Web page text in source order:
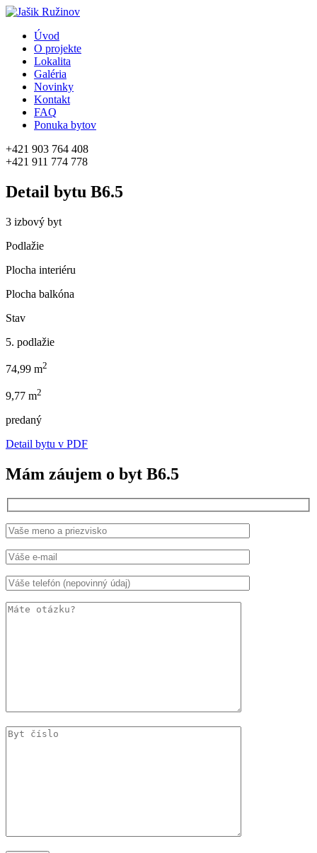
Úvod
O projekte
Lokalita
Galéria
Novinky
Kontakt
FAQ
Ponuka bytov
+421 903 764 408
+421 911 774 778
Detail bytu B6.5
3 izbový byt
Podlažie
Plocha interiéru
Plocha balkóna
Stav
5. podlažie
74,99 m2
9,77 m2
predaný
Detail bytu v PDF
Mám záujem o byt B6.5